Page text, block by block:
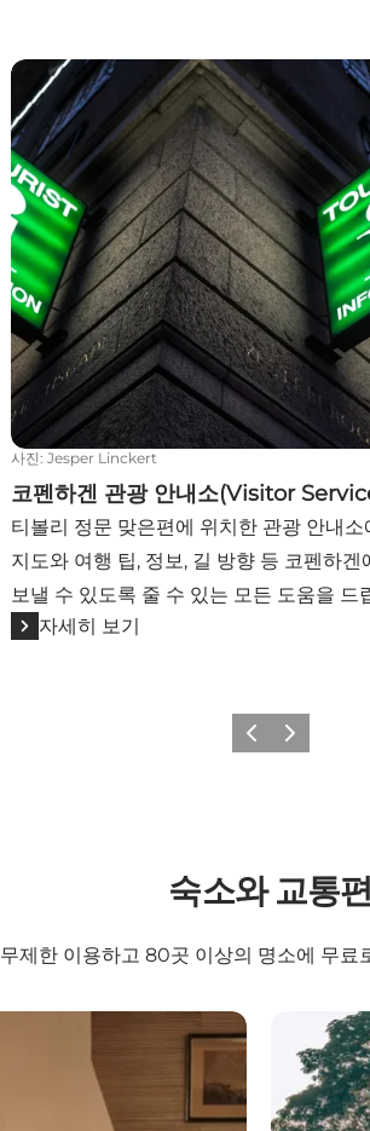
코펜하겐 관광 안내소(Visitor Service)
사진: Jesper Linckert
코펜하겐 관광 안내소(Visitor
티볼리 정문 맞은편에 위치한 관광 안내
지도와 여행 팁, 정보, 길 방향 등 코펜하
보낼 수 있도록 줄 수 있는 모든 도움을 드
자세히 보기
이전 다음
숙소와 교통편
제한 이용하고 80곳 이상의 명소에 무
코펜하겐